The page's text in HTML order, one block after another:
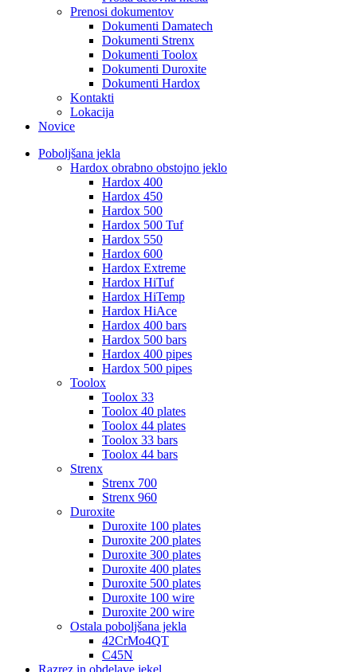
Prenosi dokumentov
Dokumenti Damatech
Dokumenti Strenx
Dokumenti Toolox
Dokumenti Duroxite
Dokumenti Hardox
Kontakti
Lokacija
Novice
Poboljšana jekla
Hardox obrabno obstojno jeklo
Hardox 400
Hardox 450
Hardox 500
Hardox 500 Tuf
Hardox 550
Hardox 600
Hardox Extreme
Hardox HiTuf
Hardox HiTemp
Hardox HiAce
Hardox 400 bars
Hardox 500 bars
Hardox 400 pipes
Hardox 500 pipes
Toolox
Toolox 33
Toolox 40 plates
Toolox 44 plates
Toolox 33 bars
Toolox 44 bars
Strenx
Strenx 700
Strenx 960
Duroxite
Duroxite 100 plates
Duroxite 200 plates
Duroxite 300 plates
Duroxite 400 plates
Duroxite 500 plates
Duroxite 100 wire
Duroxite 200 wire
Ostala poboljšana jekla
42CrMo4QT
C45N
Razrez in obdelave jekel